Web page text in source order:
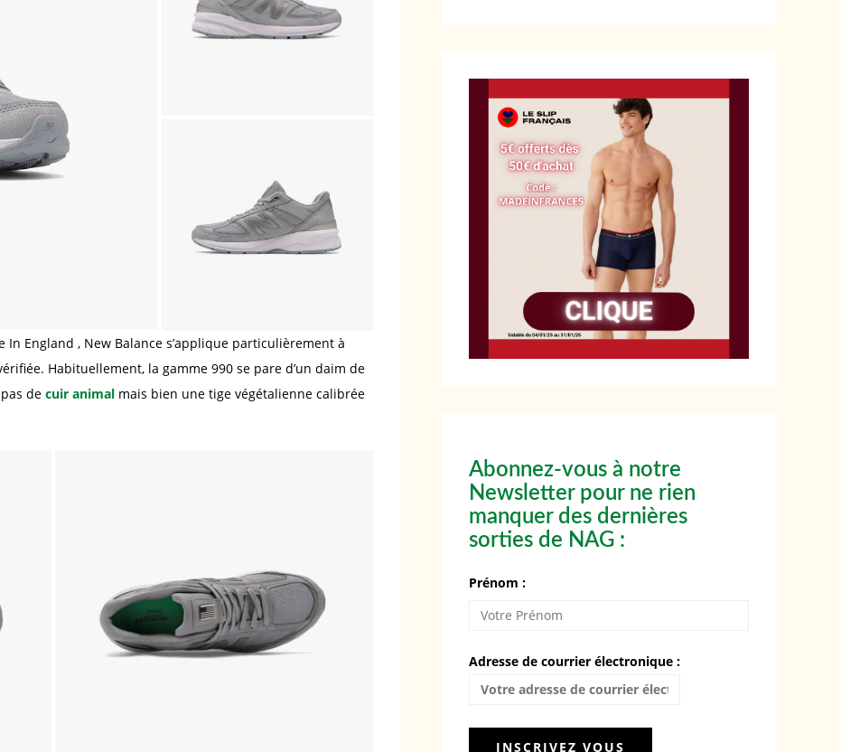
In England , New Balance s’applique particulièrement à
Habituellement, la gamme 990 se pare d’un daim de
de cuir animal mais bien une tige végétalienne calibrée
Abonnez-vous à notre
Newsletter pour ne rien
manquer des dernières
sorties de NAG :
Prénom :
Adresse de courrier électronique :